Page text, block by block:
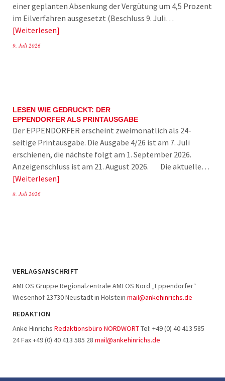
einer geplanten Absenkung der Vergütung um 4,5 Prozent
im Eilverfahren ausgesetzt (Beschluss 9. Juli…
Weiterlesen
9. Juli 2026
LESEN WIE GEDRUCKT: DER
EPPENDORFER ALS PRINTAUSGABE
Der EPPENDORFER erscheint zweimonatlich als 24-
seitige Printausgabe. Die Ausgabe 4/26 ist am 7. Juli
erschienen, die nächste folgt am 1. September 2026.
Anzeigenschluss ist am 21. August 2026. Die aktuelle…
Weiterlesen
8. Juli 2026
VERLAGSANSCHRIFT
AMEOS Gruppe Regionalzentrale AMEOS Nord „Eppendorfer“
Wiesenhof 23730 Neustadt in Holstein mail@ankehinrichs.de
REDAKTION
Anke Hinrichs Redaktionsbüro NORDWORTTel: +49 (0) 40 413 585
24 Fax +49 (0) 40 413 585 28 mail@ankehinrichs.de